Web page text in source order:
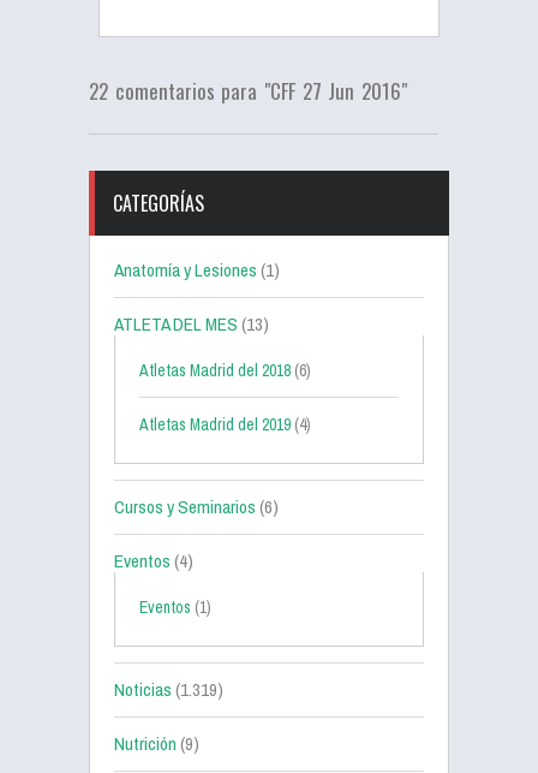
22 comentarios para "CFF 27 Jun 2016"
CATEGORÍAS
Anatomía y Lesiones(1)
ATLETA DEL MES(13)
Atletas Madrid del 2018 (6)
Atletas Madrid del 2019 (4)
Cursos y Seminarios(6)
Eventos(4)
Eventos (1)
Noticias(1.319)
Nutrición(9)